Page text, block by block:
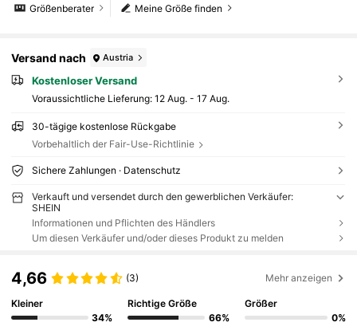
Meine Größe finden
Größenberater
Versand nach Austria
Kostenloser Versand
Voraussichtliche Lieferung: 12 Aug. - 17 Aug.
30-tägige kostenlose Rückgabe
Vorbehaltlich der Fair-Use-Richtlinie
Sichere Zahlungen · Datenschutz
Verkauft und versendet durch den gewerblichen Verkäufer:
SHEIN
Informationen und Pflichten des Händlers
Um diesen Verkäufer und/oder dieses Produkt zu melden
4,66 (3) Mehr anzeigen
Kleiner
34%
Richtige Größe
66%
Größer
0%